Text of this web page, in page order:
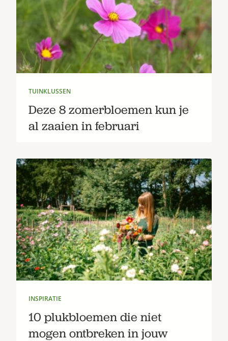
TUINKLUSSEN
Deze 8 zomerbloemen kun je
al zaaien in februari
INSPIRATIE
10 plukbloemen die niet
mogen ontbreken in jouw